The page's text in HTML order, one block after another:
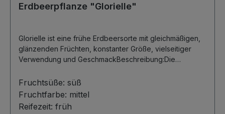
Erdbeerpflanze "Glorielle"
Glorielle ist eine frühe Erdbeersorte mit gleichmäßigen,
glänzenden Früchten, konstanter Größe, vielseitiger
Verwendung und GeschmackBeschreibung:Die
einen hervorragenden Geschmack, der die Sinne
verwöhnt. Ihre Früchte sind außergewöhnlich
Glanz. Die Größe der Früchte bleibt während der
Fruchtsüße: süß
Fruchtfarbe: mittel
Reifezeit: früh